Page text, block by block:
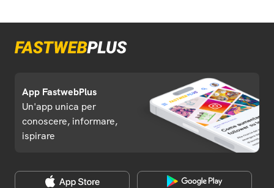
App FastwebPlus
Un'app unica per
conoscere, informare,
ispirare